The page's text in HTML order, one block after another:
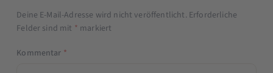
Deine E-Mail-Adresse wird nicht veröffentlicht. Erforderliche
Felder sind mit * markiert
Kommentar *